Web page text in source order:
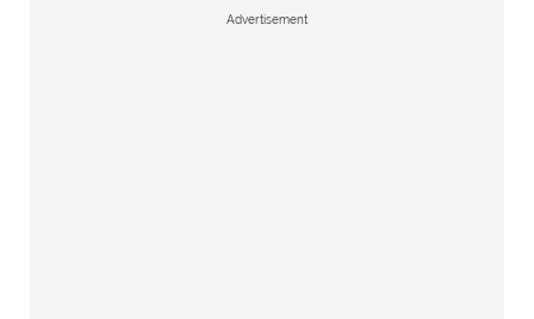
Advertisement